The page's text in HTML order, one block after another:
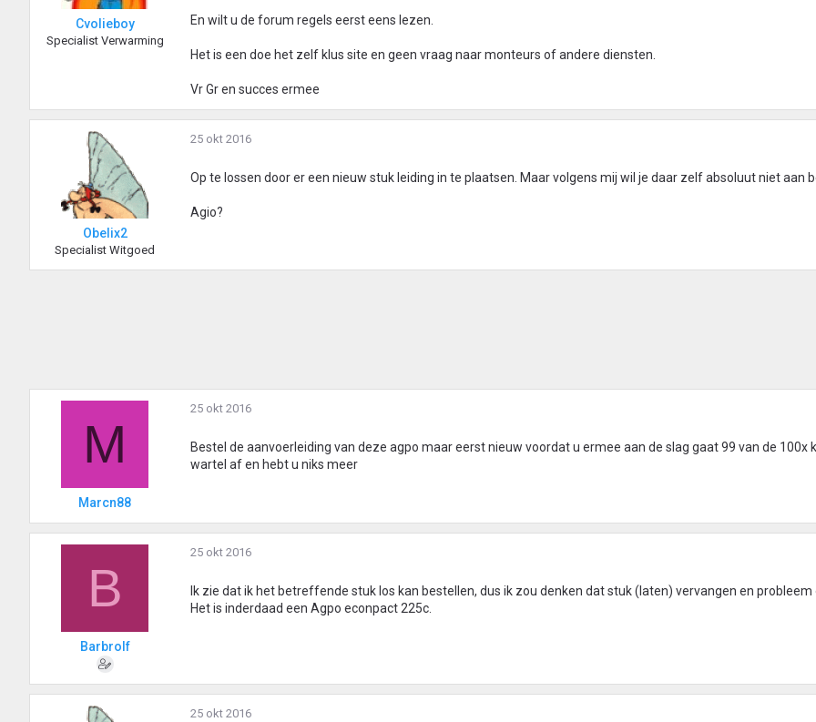
Cvolieboy
Specialist Verwarming
En wilt u de forum regels eerst eens lezen.
Het is een doe het zelf klus site en geen vraag naar monteurs of andere diensten.
Vr Gr en succes ermee
Obelix2
Specialist Witgoed
25 okt 2016
Op te lossen door er een nieuw stuk leiding in te plaatsen. Maar volgens mij wil je daar zelf absoluut niet aan
Agio?
M
Marcn88
25 okt 2016
Bestel de aanvoerleiding van deze agpo maar eerst nieuw voordat u ermee aan de slag gaat 99 van de 100x
wartel af en hebt u niks meer
B
Barbrolf
25 okt 2016
Ik zie dat ik het betreffende stuk los kan bestellen, dus ik zou denken dat stuk (laten) vervangen en probleem
Het is inderdaad een Agpo econpact 225c.
25 okt 2016